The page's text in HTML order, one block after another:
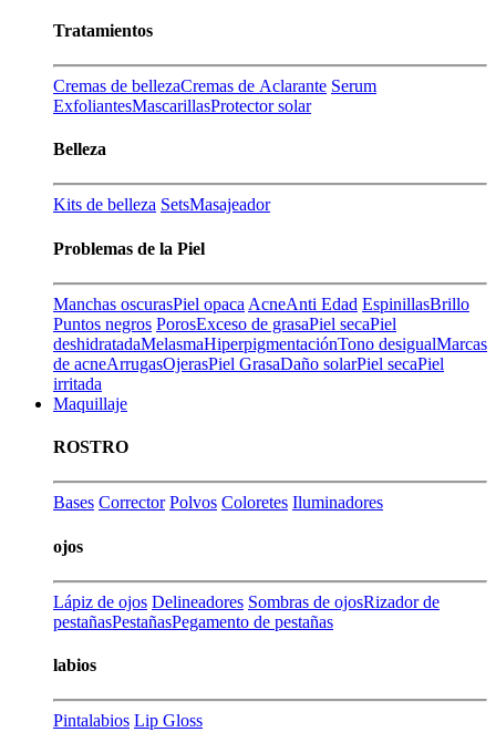
Tratamientos
Cremas de bellezaCremas de Aclarante Serum
ExfoliantesMascarillasProtector solar
Belleza
Kits de belleza SetsMasajeador
Problemas de la Piel
Manchas oscurasPiel opaca AcneAnti Edad EspinillasBrillo
Puntos negros PorosExceso de grasaPiel secaPiel
deshidratadaMelasmaHiperpigmentaciónTono desigualMarcas
de acneArrugasOjerasPiel GrasaDaño solarPiel secaPiel
irritada
Maquillaje
ROSTRO
Bases Corrector Polvos Coloretes Iluminadores
ojos
Lápiz de ojos Delineadores Sombras de ojosRizador de
pestañasPestañasPegamento de pestañas
labios
Pintalabios Lip Gloss